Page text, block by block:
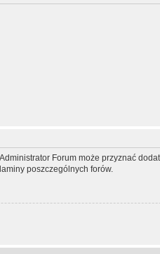
Forum może przyznać
poszczególnych forów.